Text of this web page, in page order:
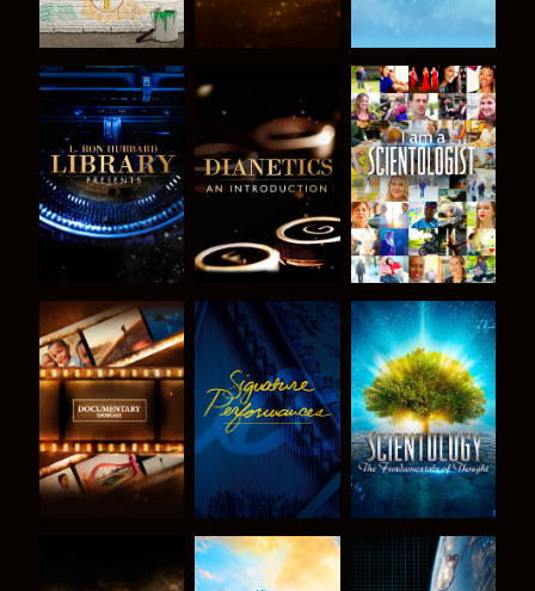
SERIE
ENTDECKEN
SERIE
ENTDECKEN
ANSEHEN
SERIE
ENTDECKEN
ANSEHEN
SERIE
ENTDECKEN